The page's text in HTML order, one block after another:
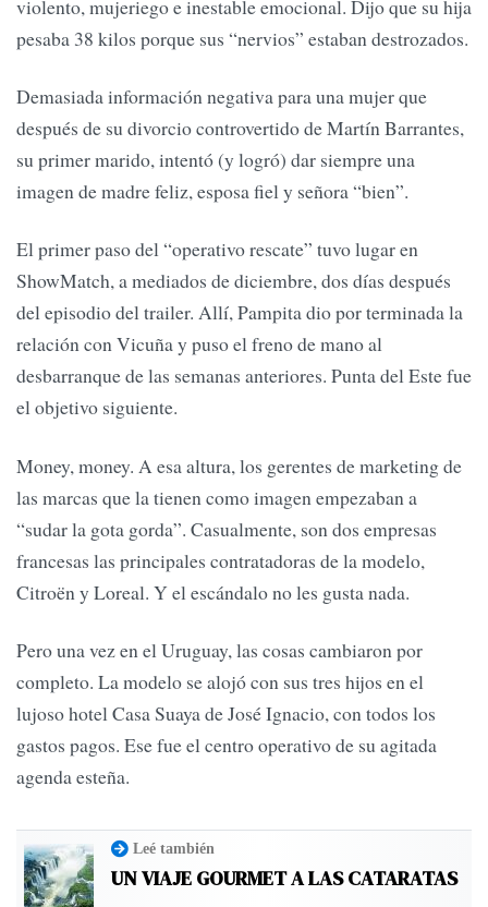
violento, mujeriego e inestable emocional. Dijo que su hija
pesaba 38 kilos porque sus “nervios” estaban destrozados.
Demasiada información negativa para una mujer que
después de su divorcio controvertido de Martín Barrantes,
su primer marido, intentó (y logró) dar siempre una
imagen de madre feliz, esposa fiel y señora “bien”.
El primer paso del “operativo rescate” tuvo lugar en
ShowMatch, a mediados de diciembre, dos días después
del episodio del trailer. Allí, Pampita dio por terminada la
relación con Vicuña y puso el freno de mano al
desbarranque de las semanas anteriores. Punta del Este fue
el objetivo siguiente.
Money, money. A esa altura, los gerentes de marketing de
las marcas que la tienen como imagen empezaban a
“sudar la gota gorda”. Casualmente, son dos empresas
francesas las principales contratadoras de la modelo,
Citroën y Loreal. Y el escándalo no les gusta nada.
Pero una vez en el Uruguay, las cosas cambiaron por
completo. La modelo se alojó con sus tres hijos en el
lujoso hotel Casa Suaya de José Ignacio, con todos los
gastos pagos. Ese fue el centro operativo de su agitada
agenda esteña.
Leé también
UN VIAJE GOURMET A LAS CATARATAS